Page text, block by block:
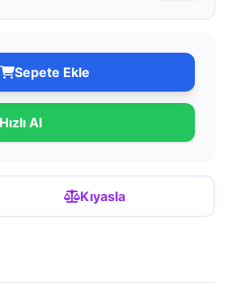
Sepete Ekle
Al
Kıyasla